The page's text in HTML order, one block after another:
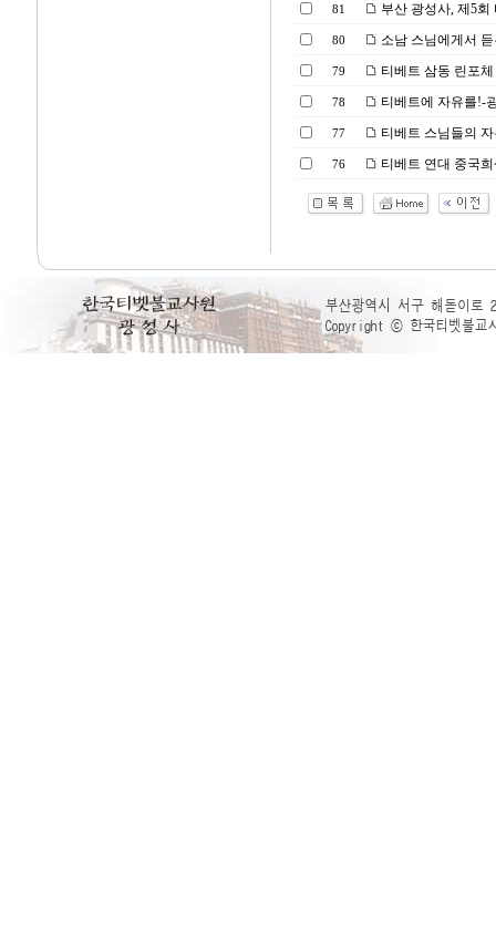
81 부산 광성사, 제5
80 소남 스님에게서
79 티베트 삼동 린포
78 티베트에 자유를!-
77 티베트 스님들의
76 티베트 연대 중국